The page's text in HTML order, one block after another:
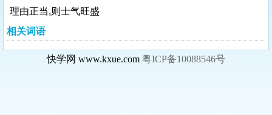
理由正当,则士气旺盛
相关词语
快学网 www.kxue.com 粤ICP备10088546号